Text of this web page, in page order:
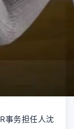
事务担任人沈